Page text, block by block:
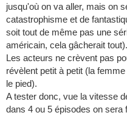
jusqu'où on va aller, mais on
catastrophisme et de
soit tout de même pas une
américain, cela gâcherait tout).
Les acteurs ne crèvent pas
révèlent petit à petit (la
le pied).
A tester donc, vue la vitesse
dans 4 ou 5 épisodes on sera